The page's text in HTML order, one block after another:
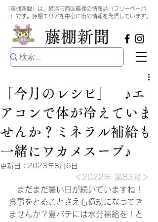
​藤棚新聞
「藤棚新聞」は、横浜市西区藤棚の情報誌（フリーペーパ
ー）です。藤棚エリアを中心に街の情報を発信しています。
「今月のレシピ」 ♪エ
アコンで体が冷えていま
せんか？ミネラル補給も
一緒にワカメスープ♪
更新日： 2023年8月6日
＜2022年 第83号＞
まだまだ暑い日が続いていますね！
食事をとることさえも億劫になってき
ませんか？夏バテには水分補給を！と